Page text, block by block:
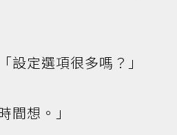
設定選項很多嗎？」
間想。」